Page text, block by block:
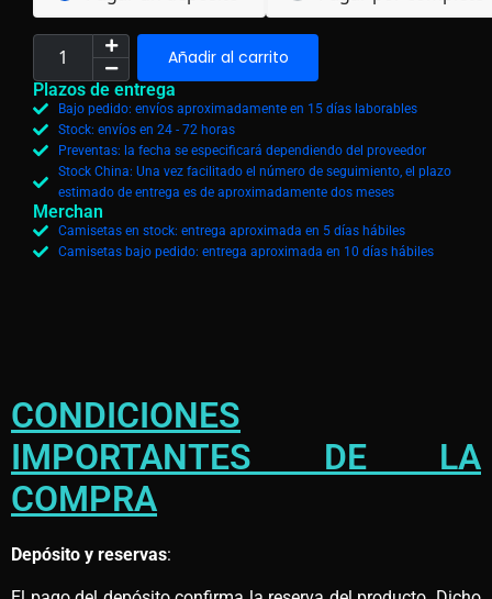
Añadir al carrito
Plazos de entrega
Bajo pedido: envíos aproximadamente en 15 días laborables
Stock: envíos en 24 - 72 horas
Preventas: la fecha se especificará dependiendo del proveedor
Stock China: Una vez facilitado el número de seguimiento, el plazo
estimado de entrega es de aproximadamente dos meses
Merchan
Camisetas en stock: entrega aproximada en 5 días hábiles
Camisetas bajo pedido: entrega aproximada en 10 días hábiles
CONDICIONES
IMPORTANTES DE LA
COMPRA
Depósito y reservas: